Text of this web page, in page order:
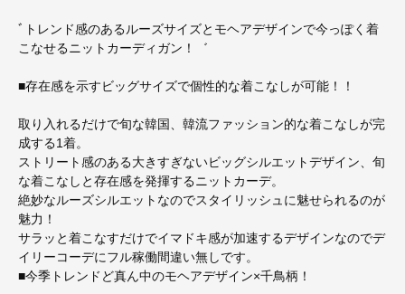
ﾞトレンド感のあるルーズサイズとモヘアデザインで今っぽく着
こなせるニットカーディガン！゛
■存在感を示すビッグサイズで個性的な着こなしが可能！！
取り入れるだけで旬な韓国、韓流ファッション的な着こなしが完
成する1着。
ストリート感のある大きすぎないビッグシルエットデザイン、旬
な着こなしと存在感を発揮するニットカーデ。
絶妙なルーズシルエットなのでスタイリッシュに魅せられるのが
魅力！
サラッと着こなすだけでイマドキ感が加速するデザインなのでデ
イリーコーデにフル稼働間違い無しです。
■今季トレンドど真ん中のモヘアデザイン×千鳥柄！